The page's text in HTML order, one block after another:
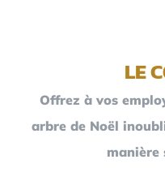
LE
Offrez à vos
arbre de Noël
manière